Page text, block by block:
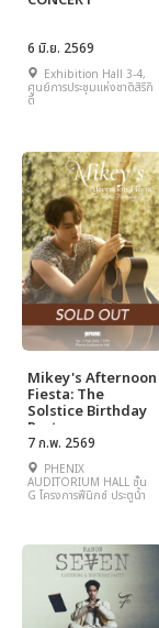
6 มิ.ย. 2569
Exhibition Hall 3-4,
ศูนย์การประชุมแห่งชาติสิริกิ
ติ์
Mikey's Afternoon
Fiesta: The
Solstice Birthday
Party
7 ก.พ. 2569
PHENIX
AUDITORIUM HALL ชั้น
G โครงการฟีนิกซ์ ประตูน้ำ